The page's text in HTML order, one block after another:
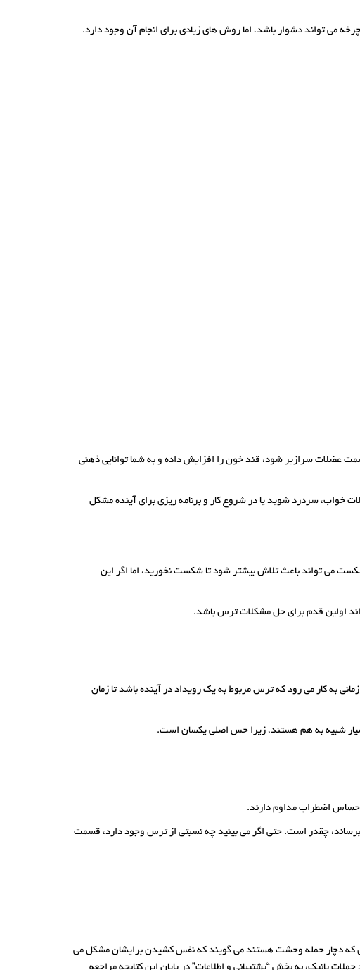
تواند دشوار باشد، اما روش های زیادی برای انجام آن وجود دارد.
عضلات سرازیر شود، قند خون را افزایش داده و به شما توانایی ذهنی
خواب، سردرد شوید یا در شروع کار و برنامه ریزی برای آینده مشکل
می تواند باعث تلاش بیشتر شود تا شکست نخورید، اما اگر این
اولین قدم برای حل مشکلات ترس باشد.
به کار می رود که ترس مربوط به یک رویداد در آینده باشد تا زمان
شبیه به هم هستند، زیرا حس اصلی یکسان است.
اضطراب مداوم دارند.
برساند، چقدر است. حتی اگر می بینید چه نسبتی از ترس وجود دارد، قسمت
که دچار حمله وحشت هستند می گویند که نفس کشیدن برایشان مشکل می
پانیک، به بخش “پشتیبانی و اطلاعات” در پایان این کتابچه مراجعه